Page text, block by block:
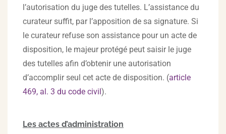
l’autorisation du juge des tutelles. L’assistance du
curateur suffit, par l’apposition de sa signature. Si
le curateur refuse son assistance pour un acte de
disposition, le majeur protégé peut saisir le juge
des tutelles afin d’obtenir une autorisation
d’accomplir seul cet acte de disposition. (article
469, al. 3 du code civil).
Les actes d’administration